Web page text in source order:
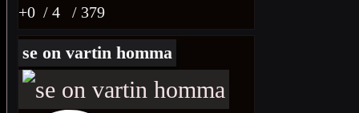
+0 / 4 / 379
se on vartin homma